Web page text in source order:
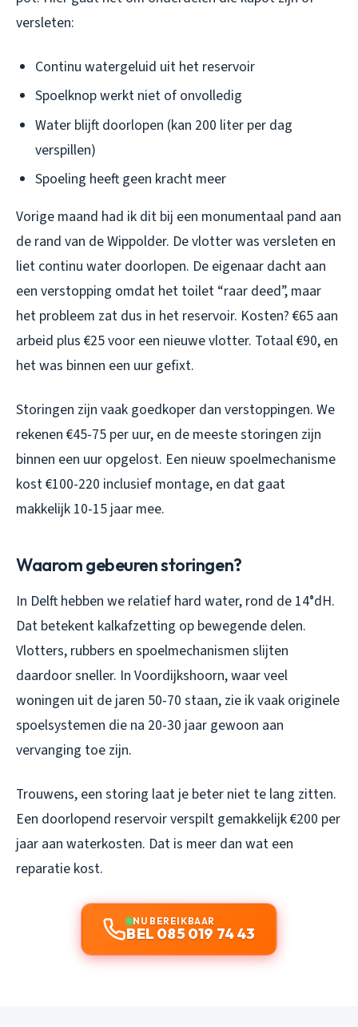
versleten:
Continu watergeluid uit het reservoir
Spoelknop werkt niet of onvolledig
Water blijft doorlopen (kan 200 liter per dag
verspillen)
Spoeling heeft geen kracht meer
Vorige maand had ik dit bij een monumentaal pand aan
de rand van de Wippolder. De vlotter was versleten en
liet continu water doorlopen. De eigenaar dacht aan
een verstopping omdat het toilet “raar deed”, maar
het probleem zat dus in het reservoir. Kosten? €65 aan
arbeid plus €25 voor een nieuwe vlotter. Totaal €90, en
het was binnen een uur gefixt.
Storingen zijn vaak goedkoper dan verstoppingen. We
rekenen €45-75 per uur, en de meeste storingen zijn
binnen een uur opgelost. Een nieuw spoelmechanisme
kost €100-220 inclusief montage, en dat gaat
makkelijk 10-15 jaar mee.
Waarom gebeuren storingen?
In Delft hebben we relatief hard water, rond de 14°dH.
Dat betekent kalkafzetting op bewegende delen.
Vlotters, rubbers en spoelmechanismen slijten
daardoor sneller. In Voordijkshoorn, waar veel
woningen uit de jaren 50-70 staan, zie ik vaak originele
spoelsystemen die na 20-30 jaar gewoon aan
vervanging toe zijn.
Trouwens, een storing laat je beter niet te lang zitten.
Een doorlopend reservoir verspilt gemakkelijk €200 per
jaar aan waterkosten. Dat is meer dan wat een
reparatie kost.
NU BEREIKBAAR
BEL 085 019 74 43